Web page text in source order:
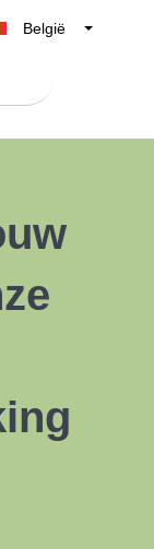
België
Nederland
España